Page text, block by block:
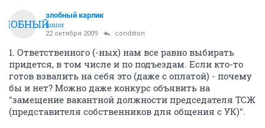
злобный карлик
junior
22 октября 2009 condition
1. Ответственного (-ных) нам все равно выбирать
придется, в том числе и по подъездам. Если кто-то
готов взвалить на себя это (даже с оплатой) - почему
бы и нет? Можно даже конкурс объявить на
"замещение вакантной должности председателя ТСЖ
(представителя собственников для общения с УК)".